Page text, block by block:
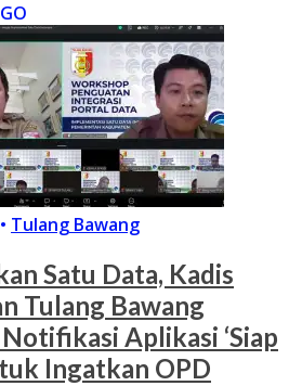
• Tulang Bawang
Satu Data, Kadis
Tulang Bawang
Aplikasi ‘Siap
Ingatkan OPD